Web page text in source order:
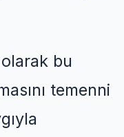
bu
temenni